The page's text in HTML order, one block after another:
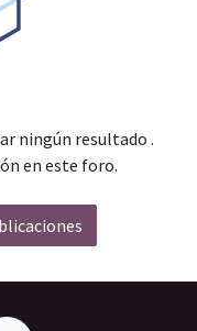
ningún resultado.
en este foro.